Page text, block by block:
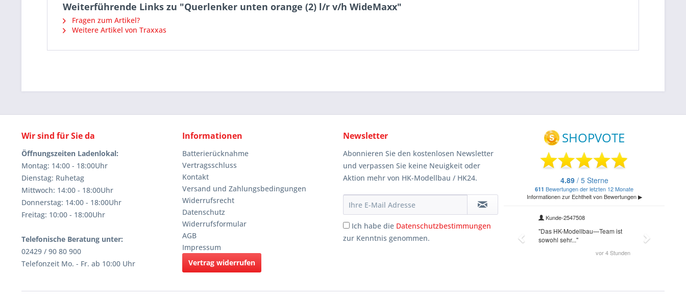
Weiterführende Links zu "Querlenker unten orange (2) l/r v/h WideMaxx"
Fragen zum Artikel?
Weitere Artikel von Traxxas
Wir sind für Sie da
Öffnungszeiten Ladenlokal:
Montag: 14:00 - 18:00Uhr
Dienstag: Ruhetag
Mittwoch: 14:00 - 18:00Uhr
Donnerstag: 14:00 - 18:00Uhr
Freitag: 10:00 - 18:00Uhr
Telefonische Beratung unter:
02429 / 90 80 900
Telefonzeit Mo. - Fr. ab 10:00 Uhr
Informationen
Batterierücknahme
Vertragsschluss
Kontakt
Versand und Zahlungsbedingungen
Widerrufsrecht
Datenschutz
Widerrufsformular
AGB
Impressum
Vertrag widerrufen
Newsletter
Abonnieren Sie den kostenlosen Newsletter
und verpassen Sie keine Neuigkeit oder
Aktion mehr von HK-Modellbau / HK24.
Ich habe die Datenschutzbestimmungen
zur Kenntnis genommen.